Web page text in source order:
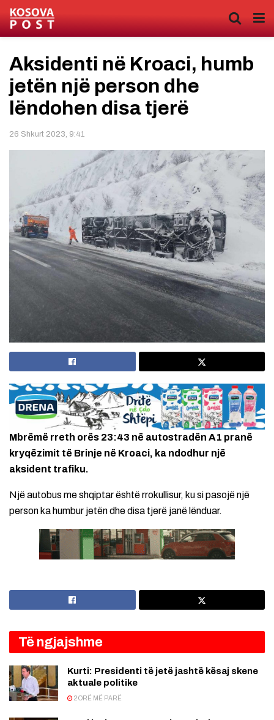
Aksidenti në Kroaci, humb
jetën një person dhe
lëndohen disa tjerë
26 Shkurt 2023, 9:41
Mbrëmë rreth orës 23:43 në autostradën A1 pranë
kryqëzimit të Brinje në Kroaci, ka ndodhur një
aksident trafiku.
Një autobus me shqiptar është rrokullisur, ku si pasojë një
person ka humbur jetën dhe disa tjerë janë lënduar.
Të ngjajshme
Kurti: Presidenti të jetë jashtë kësaj skene
aktuale politike
2 ORË MË PARË